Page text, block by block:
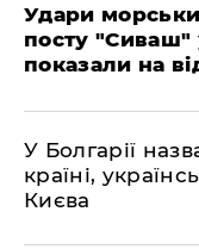
Удари
посту "Сиваш"
показали на
У Болгарії
країні,
Києва